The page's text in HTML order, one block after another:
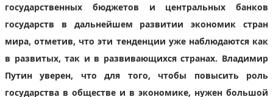
государственных бюджетов и центральных банков
государств в дальнейшем развитии экономик стран
мира, отметив, что эти тенденции уже наблюдаются как
в развитых, так и в развивающихся странах. Владимир
Путин уверен, что для того, чтобы повысить роль
государства в обществе и в экономике, нужен большой